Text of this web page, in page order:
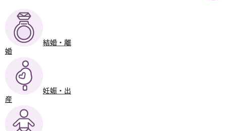
結婚・離
婚
妊娠・出
産